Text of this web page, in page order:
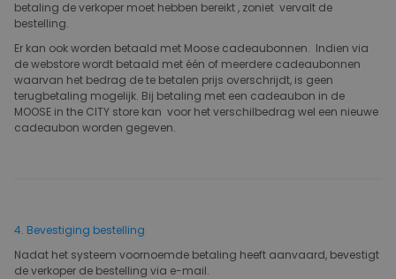
betaling de verkoper moet hebben bereikt , zoniet vervalt de
bestelling.
Er kan ook worden betaald met Moose cadeaubonnen. Indien via
de webstore wordt betaald met één of meerdere cadeaubonnen
waarvan het bedrag de te betalen prijs overschrijdt, is geen
terugbetaling mogelijk. Bij betaling met een cadeaubon in de
MOOSE in the CITY store kan voor het verschilbedrag wel een nieuwe
cadeaubon worden gegeven.
4. Bevestiging bestelling
Nadat het systeem voornoemde betaling heeft aanvaard, bevestigt
de verkoper de bestelling via e-mail.